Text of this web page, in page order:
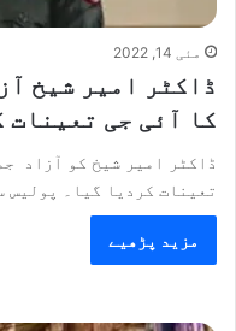
مئی 14, 2022
ڈاکٹر امیر شیخ
کا آئی جی تعینات
ڈاکٹر امیر شیخ کو آزاد
تعینات کردیا گیا۔
مزید پڑھیے